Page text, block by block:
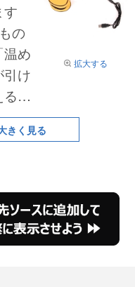
拡大する
す
の
め
け
お
あ
(税込
きく見る